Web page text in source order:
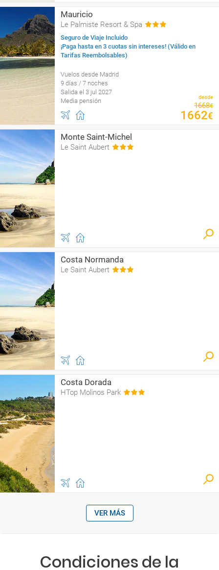
Mauricio
Le Palmiste Resort & Spa
Seguro de Viaje Incluido
¡Paga hasta en 3 cuotas sin intereses! (Válido en
Tarifas Reembolsables)
Vuelos desde Madrid
9 días / 7 noches
Salida el 3 jul 2027
Media pensión
desde
1668€
1662€
Monte Saint-Michel
Le Saint Aubert
Costa Normanda
Le Saint Aubert
Costa Dorada
HTop Molinos Park
VER MÁS
Condiciones de la